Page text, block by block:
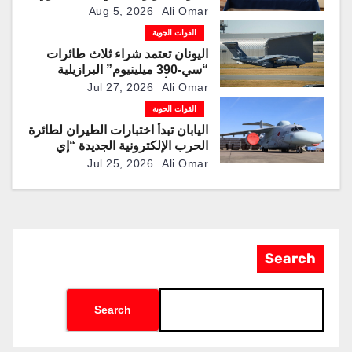
والتزوّد بالوقود جوًا من خلال
ميلينيوم”
Aug 5, 2026 Ali Omar
القوات الجوية
اليونان تعتمد شراء ثلاث طائرات
“سي-390 ميلينيوم” البرازيلية
لتحديث أسطول النقل العسكري
Jul 27, 2026 Ali Omar
القوات الجوية
اليابان تبدأ اختبارات الطيران لطائرة
الحرب الإلكترونية الجديدة “إي
سي-2”
Jul 25, 2026 Ali Omar
Search
Search